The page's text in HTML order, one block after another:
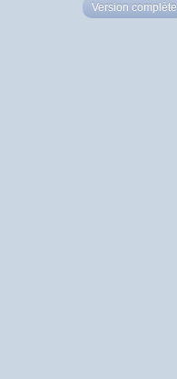
Version complète